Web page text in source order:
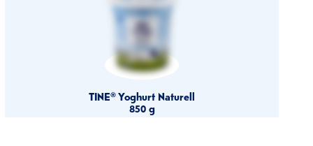
TINE® Yoghurt Naturell
850 g